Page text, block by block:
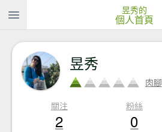
昱秀的
個人首頁
昱秀
肉腳
關注
2
粉絲
0